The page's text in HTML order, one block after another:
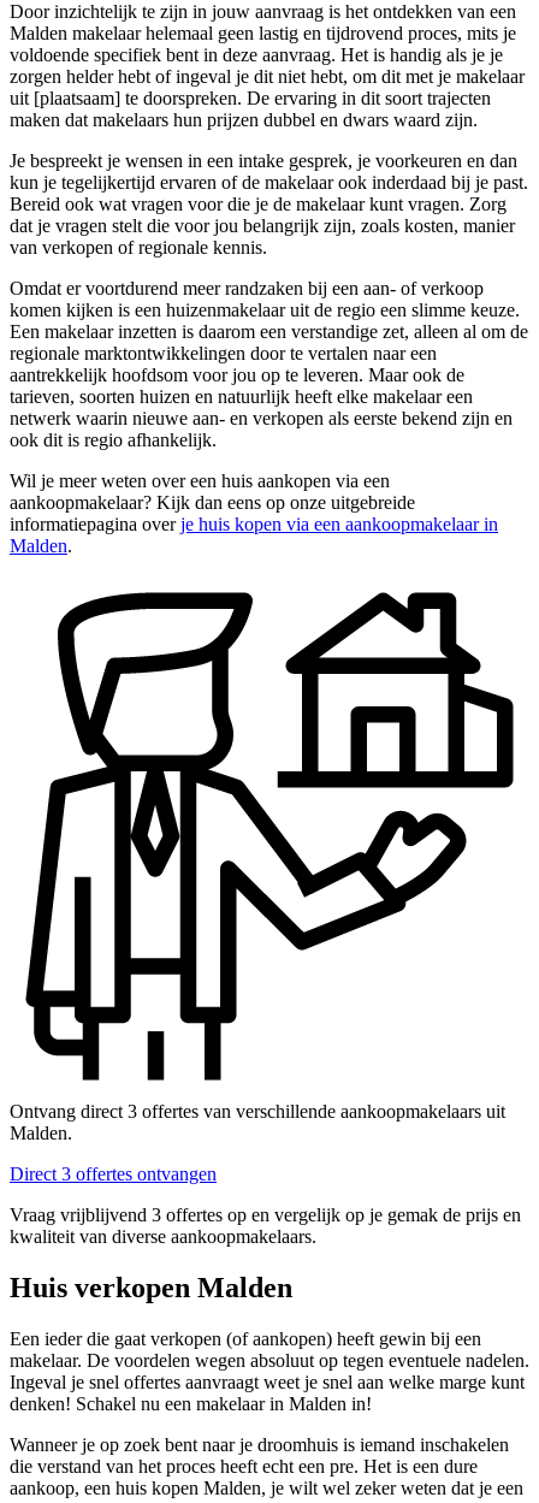
Door inzichtelijk te zijn in jouw aanvraag is het ontdekken van een
Malden makelaar helemaal geen lastig en tijdrovend proces, mits je
voldoende specifiek bent in deze aanvraag. Het is handig als je je
zorgen helder hebt of ingeval je dit niet hebt, om dit met je makelaar
uit [plaatsaam] te doorspreken. De ervaring in dit soort trajecten
maken dat makelaars hun prijzen dubbel en dwars waard zijn.
Je bespreekt je wensen in een intake gesprek, je voorkeuren en dan
kun je tegelijkertijd ervaren of de makelaar ook inderdaad bij je past.
Bereid ook wat vragen voor die je de makelaar kunt vragen. Zorg
dat je vragen stelt die voor jou belangrijk zijn, zoals kosten, manier
van verkopen of regionale kennis.
Omdat er voortdurend meer randzaken bij een aan- of verkoop
komen kijken is een huizenmakelaar uit de regio een slimme keuze.
Een makelaar inzetten is daarom een verstandige zet, alleen al om de
regionale marktontwikkelingen door te vertalen naar een
aantrekkelijk hoofdsom voor jou op te leveren. Maar ook de
tarieven, soorten huizen en natuurlijk heeft elke makelaar een
netwerk waarin nieuwe aan- en verkopen als eerste bekend zijn en
ook dit is regio afhankelijk.
Wil je meer weten over een huis aankopen via een
aankoopmakelaar? Kijk dan eens op onze uitgebreide
informatiepagina overje huis kopen via een aankoopmakelaar in
Malden.
Ontvang direct 3 offertes van verschillende aankoopmakelaars uit
Malden.
Direct 3 offertes ontvangen
Vraag vrijblijvend 3 offertes op en vergelijk op je gemak de prijs en
kwaliteit van diverse aankoopmakelaars.
Huis verkopen Malden
Een ieder die gaat verkopen (of aankopen) heeft gewin bij een
makelaar. De voordelen wegen absoluut op tegen eventuele nadelen.
Ingeval je snel offertes aanvraagt weet je snel aan welke marge kunt
denken! Schakel nu een makelaar in Malden in!
Wanneer je op zoek bent naar je droomhuis is iemand inschakelen
die verstand van het proces heeft echt een pre. Het is een dure
aankoop, een huis kopen Malden, je wilt wel zeker weten dat je een